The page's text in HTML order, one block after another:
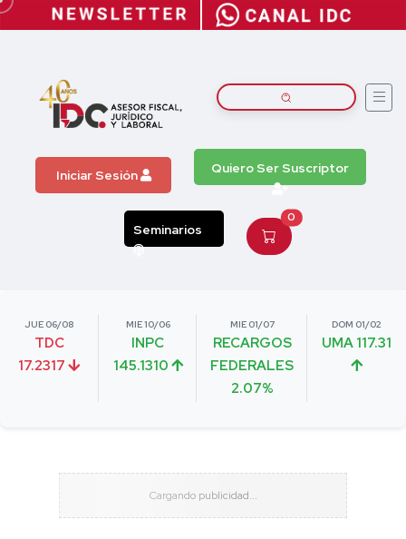
Iniciar Sesión Quiero Ser Suscriptor
Seminarios
0
JUE 06/08
TDC
17.2317
MIE 10/06
INPC
145.1310
MIE 01/07
RECARGOS
FEDERALES
2.07%
DOM 01/02
UMA 117.31